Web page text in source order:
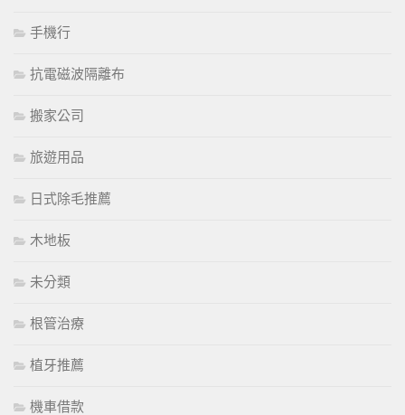
手機行
抗電磁波隔離布
搬家公司
旅遊用品
日式除毛推薦
木地板
未分類
根管治療
植牙推薦
機車借款